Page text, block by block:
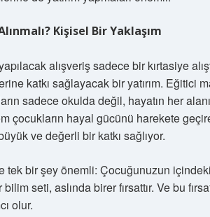
Kişisel Bir Yaklaşım
alışveriş sadece bir kırtasiye
katkı sağlayacak bir yatırım. Eğitici
sadece okulda değil, hayatın her
çocukların hayal gücünü harekete
ve değerli bir katkı sağlıyor.
tek bir şey önemli: Çocuğunuzun
seti, aslında birer fırsattır. Ve bu
olur.